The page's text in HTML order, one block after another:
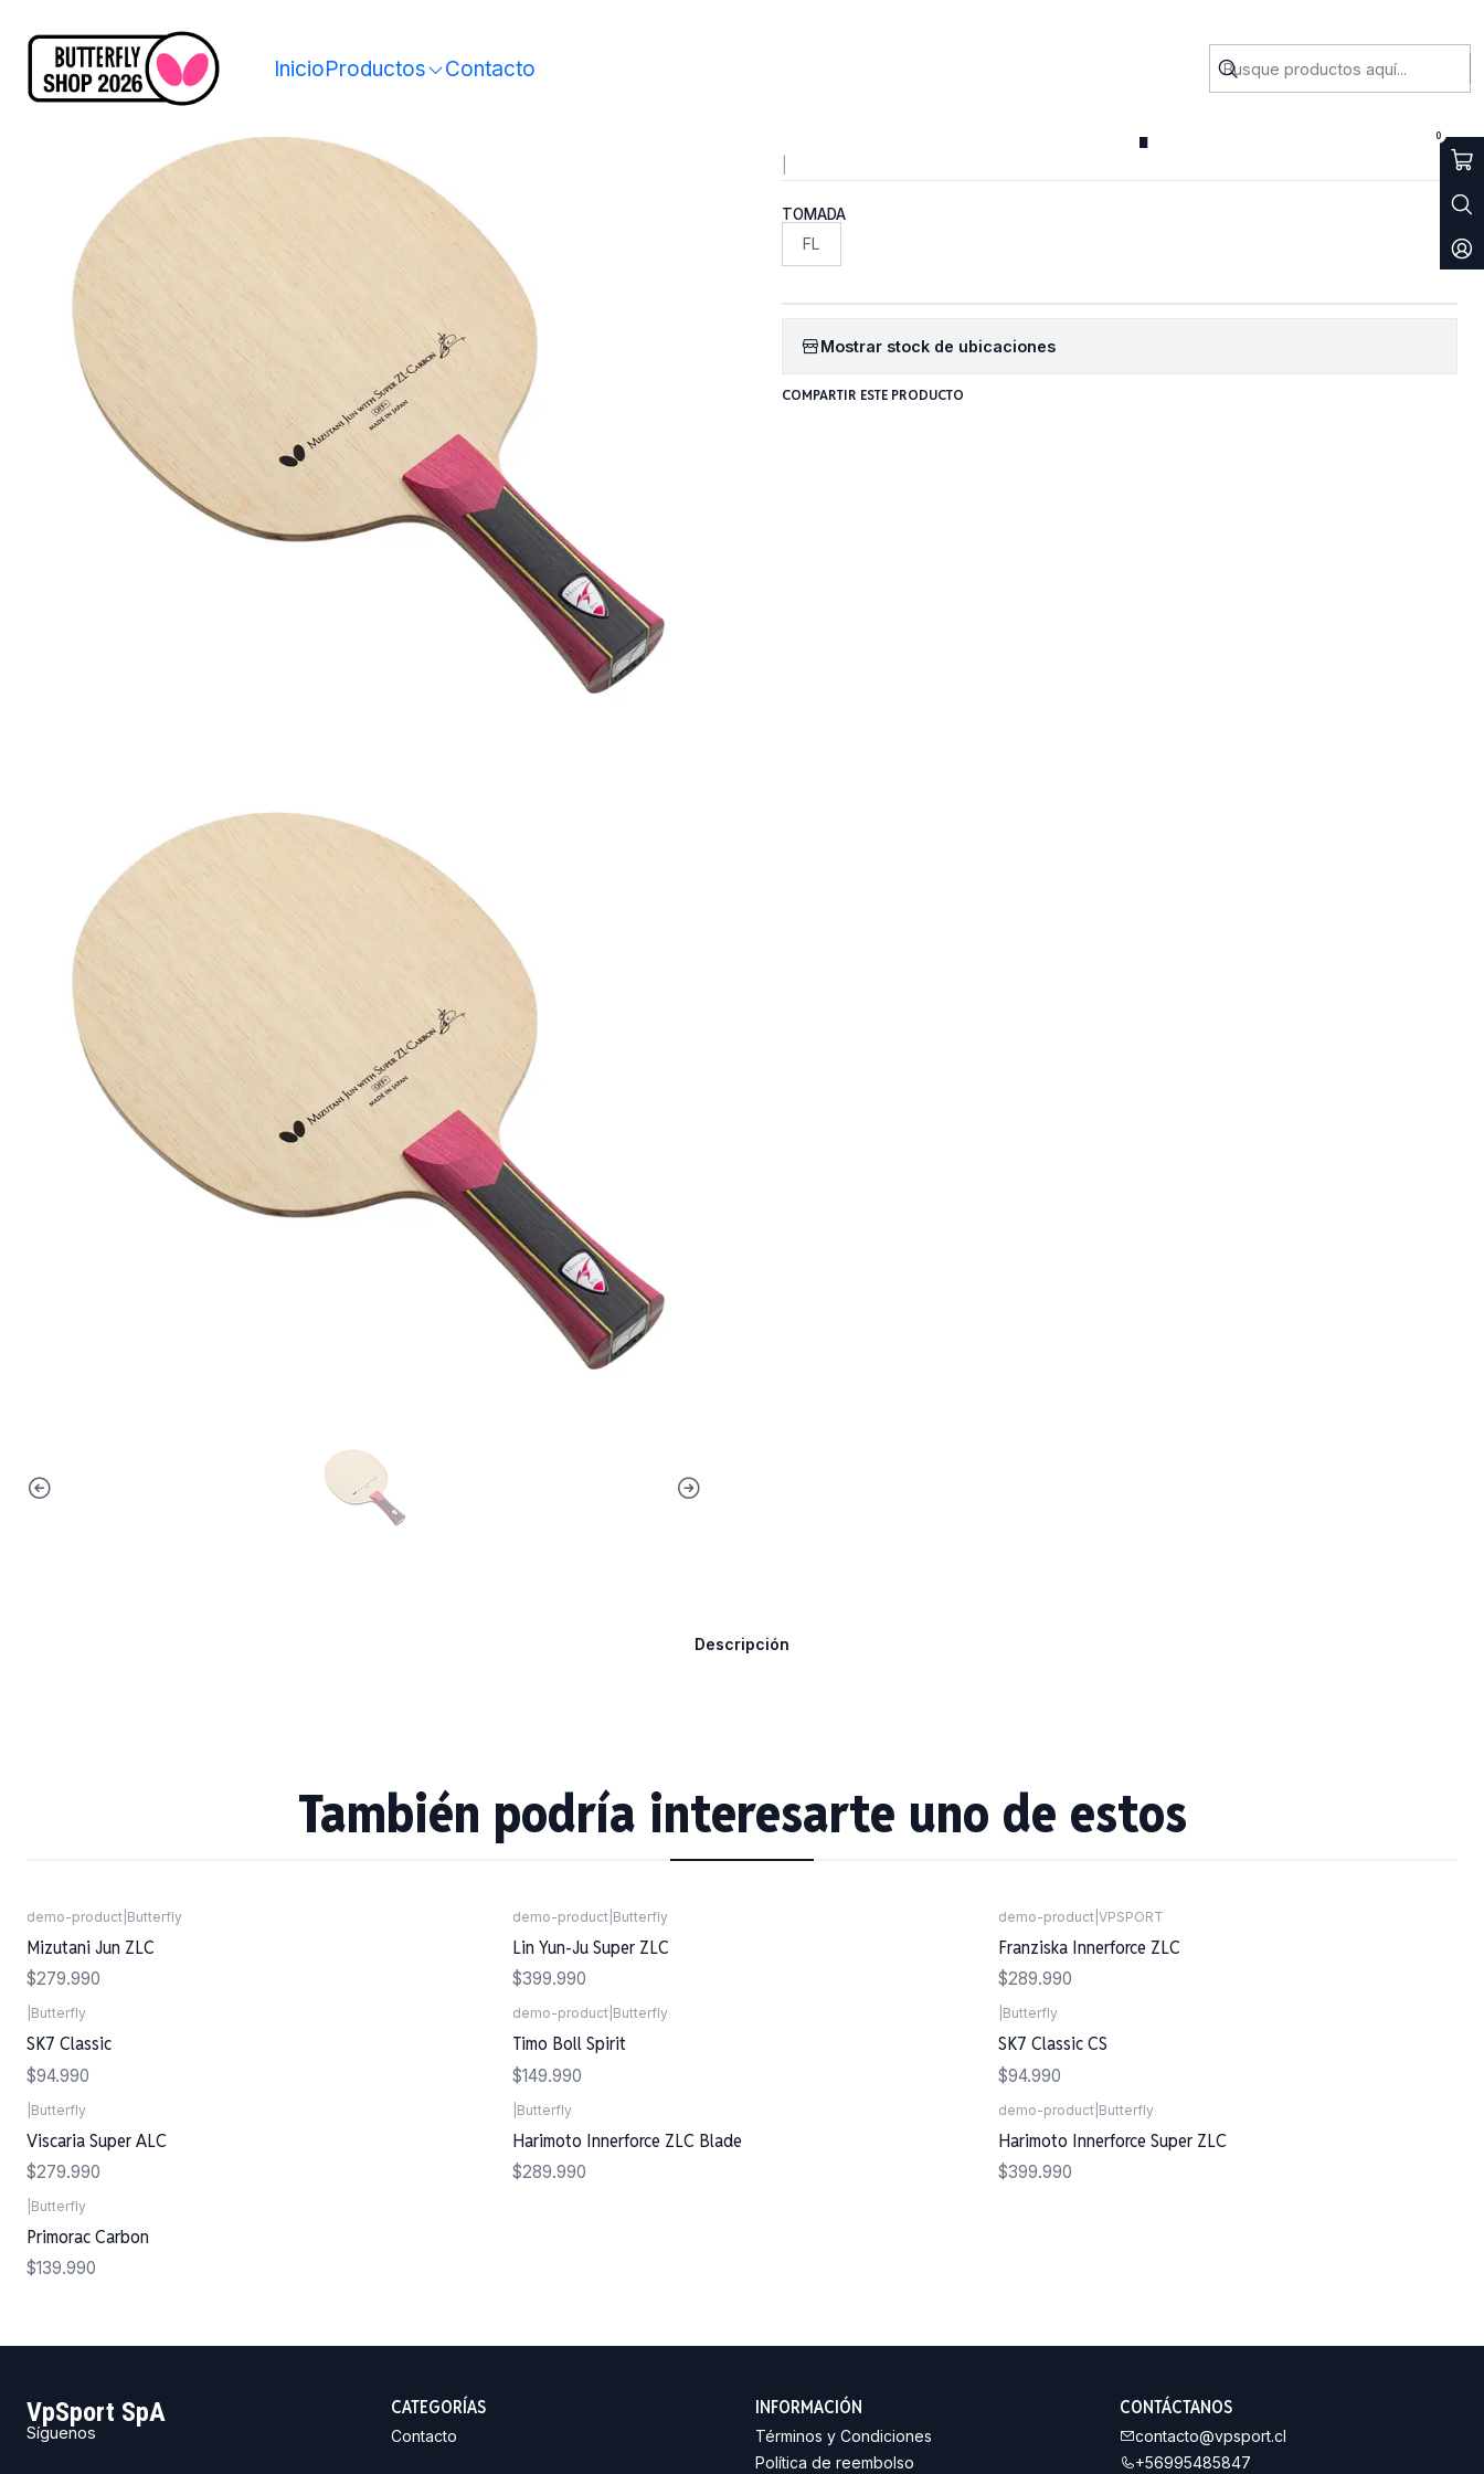
InicioProductos Contacto
0
Mizutani Jun Super ZLC
TOMADA
FL
Mostrar stock de ubicaciones
COMPARTIR ESTE PRODUCTO
Descripción
También podría interesarte uno de estos
demo-product Butterfly
Mizutani Jun ZLC
$279.990
demo-product| Butterfly
Lin Yun-Ju Super ZLC
$399.990
demo-product| VPSPORT
Franziska Innerforce ZLC
$289.990
Butterfly
SK7 Classic
$94.990
demo-product| Butterfly
Timo Boll Spirit
$149.990
Butterfly
SK7 Classic CS
$94.990
Butterfly
Viscaria Super ALC
$279.990
Butterfly
Harimoto Innerforce ZLC Blade
$289.990
demo-product| Butterfly
Harimoto Innerforce Super ZLC
$399.990
Butterfly
Primorac Carbon
$139.990
VpSport SpA
Síguenos
CATEGORÍAS
Contacto
INFORMACIÓN
Términos y Condiciones
Política de reembolso
CONTÁCTANOS
contacto@vpsport.cl
+56995485847